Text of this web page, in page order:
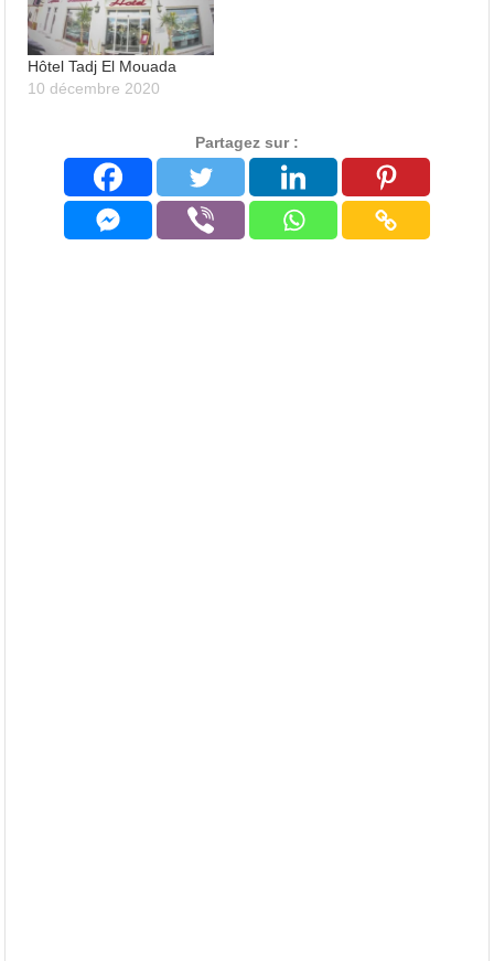
2004, dont le siège social
se situe a Bejaia et
disposant d’un…
Hôtel Tadj El Mouada
10 décembre 2020
Partagez sur :